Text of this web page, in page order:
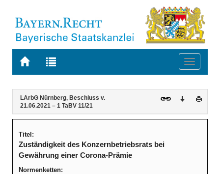
Zur
BAYERN.RECHT
Zur
letzten
Suche
Toggle
Navigation
Inhalt
LArbG Nürnberg, Beschluss v.
21.06.2021 – 1 TaBV 11/21
Download
Titel:
Zuständigkeit des Konzernbetriebsrats bei
Gewährung einer Corona-Prämie
Normenketten: